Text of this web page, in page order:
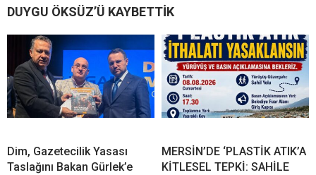
DUYGU ÖKSÜZ’Ü KAYBETTİK
Dim, Gazetecilik Yasası
Taslağını Bakan Gürlek’e
MERSİN’DE ‘PLASTİK ATIK’A
KİTLESEL TEPKİ: SAHİLE